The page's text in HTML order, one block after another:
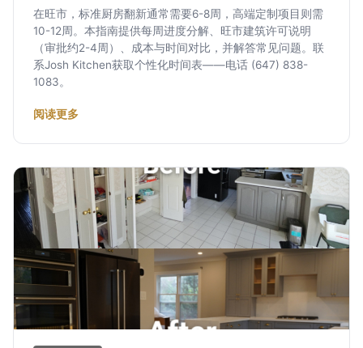
在旺市，标准厨房翻新通常需要6-8周，高端定制项目则需
10-12周。本指南提供每周进度分解、旺市建筑许可说明
（审批约2-4周）、成本与时间对比，并解答常见问题。联
系Josh Kitchen获取个性化时间表——电话 (647) 838-
1083。
阅读更多